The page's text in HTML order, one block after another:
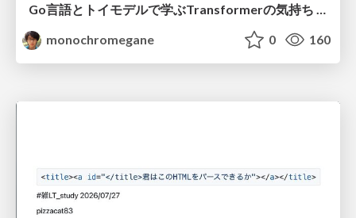
Go言語とトイモデルで学ぶTransformerの気持ち / fukuokago23-transformer
monochromegane
0 160